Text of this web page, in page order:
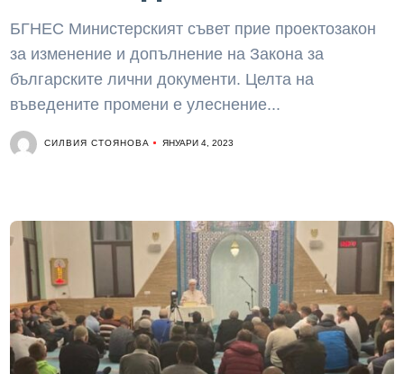
БГНЕС Министерският съвет прие проектозакон
за изменение и допълнение на Закона за
българските лични документи. Целта на
въведените промени е улеснение...
СИЛВИЯ СТОЯНОВА ЯНУАРИ 4, 2023